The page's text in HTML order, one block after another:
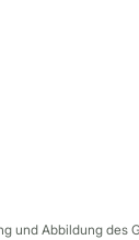
und Abbildung des